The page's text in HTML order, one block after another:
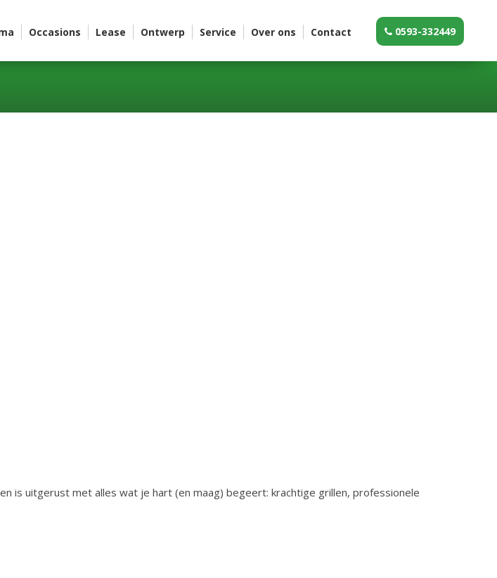
0593-332449
Occasions Lease Ontwerp Service Over ons Contact
is uitgerust met alles wat je hart (en maag) begeert: krachtige grillen, professionele